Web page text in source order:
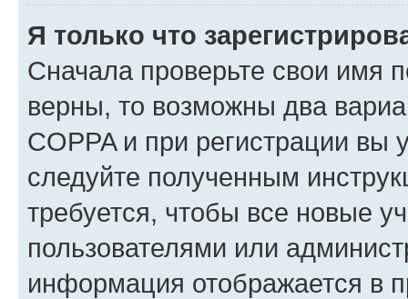
Я только что
Сначала проверьте свои имя
верны, то возможны два
COPPA и при регистрации вы
следуйте полученным
требуется, чтобы все новые
пользователями или
информация отображается в